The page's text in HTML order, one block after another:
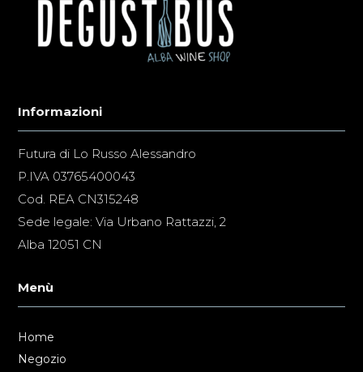
Informazioni
Futura di Lo Russo Alessandro
P.IVA 03765400043
Cod. REA CN315248
Sede legale: Via Urbano Rattazzi, 2
Alba 12051 CN
Menù
Home
Negozio